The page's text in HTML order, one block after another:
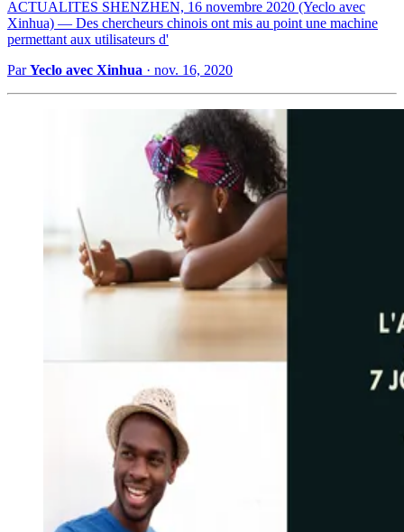
ACTUALITES SHENZHEN, 16 novembre 2020 (Yeclo avec
Xinhua) — Des chercheurs chinois ont mis au point une machine
permettant aux utilisateurs d'
ParYeclo avec Xinhua · nov. 16, 2020